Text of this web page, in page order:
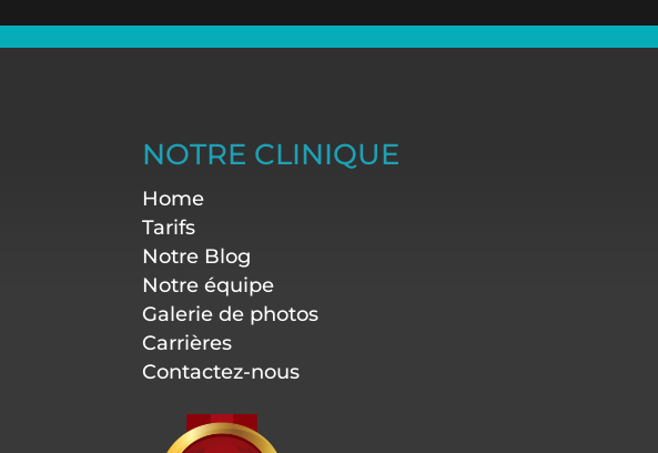
NOTRE CLINIQUE
Home
Tarifs
Notre Blog
Notre équipe
Galerie de photos
Carrières
Contactez-nous